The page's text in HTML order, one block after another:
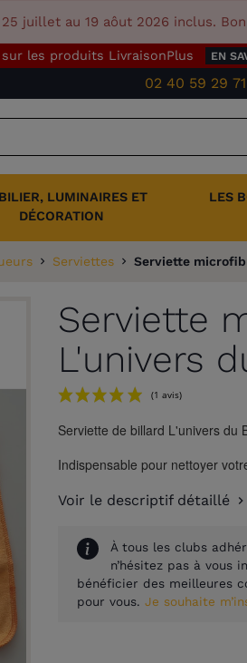
au 19 aôut 2026 inclus.
les produits LivraisonPlus EN
02 40 59 29 71
LUMINAIRES ET
DÉCORATION
LES
Serviettes Serviette
Serviette
L'univers
Serviette de billard L'univers du
Indispensable pour nettoyer
Voir le descriptif détaillé
À tous les clubs
n’hésitez pas à vous
bénéficier des meilleures
pour vous. Je souhaite